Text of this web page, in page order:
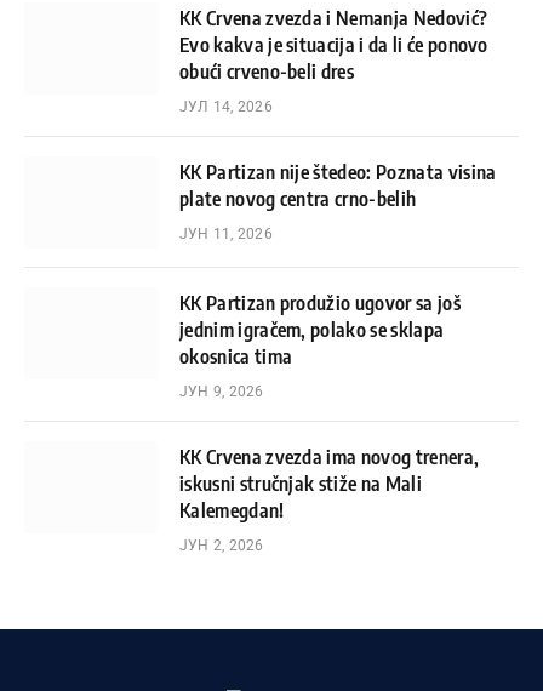
KK Crvena zvezda i Nemanja Nedović?
Evo kakva je situacija i da li će ponovo
obući crveno-beli dres
ЈУЛ 14, 2026
KK Partizan nije štedeo: Poznata visina
plate novog centra crno-belih
ЈУН 11, 2026
KK Partizan produžio ugovor sa još
jednim igračem, polako se sklapa
okosnica tima
ЈУН 9, 2026
KK Crvena zvezda ima novog trenera,
iskusni stručnjak stiže na Mali
Kalemegdan!
ЈУН 2, 2026